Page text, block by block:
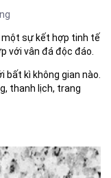
một sự kết hợp tinh tế
với vân đá độc đáo.
kì không gian nào.
thanh lịch, trang